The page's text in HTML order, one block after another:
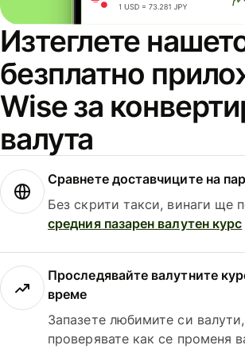
Изтеглете
безплатно
Wise за
валута
Сравнете доставчиците на
Без скрити такси, винаги ще
средния пазарен валутен курс
Проследявайте валутните
време
Запазете любимите си
проверявате как се променя